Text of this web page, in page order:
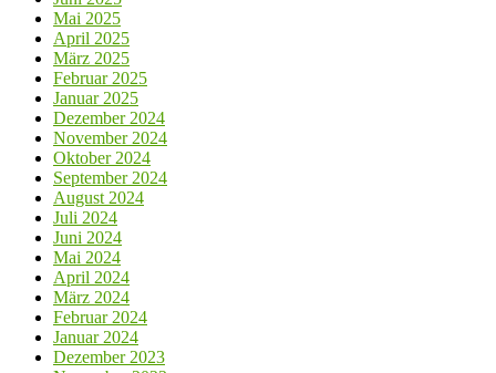
Mai 2025
April 2025
März 2025
Februar 2025
Januar 2025
Dezember 2024
November 2024
Oktober 2024
September 2024
August 2024
Juli 2024
Juni 2024
Mai 2024
April 2024
März 2024
Februar 2024
Januar 2024
Dezember 2023